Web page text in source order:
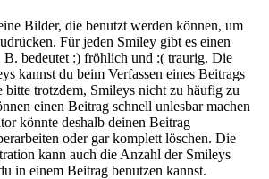
Bilder, die benutzt werden können, um
Für jeden Smiley gibt es einen
B. bedeutet :) fröhlich und :( traurig. Die
kannst du beim Verfassen eines Beitrags
bitte trotzdem, Smileys nicht zu häufig zu
einen Beitrag schnell unlesbar machen
könnte deshalb deinen Beitrag
oder gar komplett löschen. Die
kann auch die Anzahl der Smileys
in einem Beitrag benutzen kannst.